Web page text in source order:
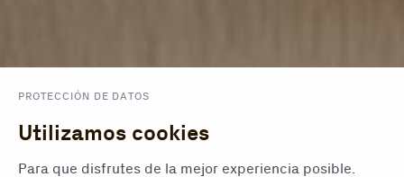
PROTECCIÓN DE DATOS
Utilizamos cookies
Para que disfrutes de la mejor experiencia posible.